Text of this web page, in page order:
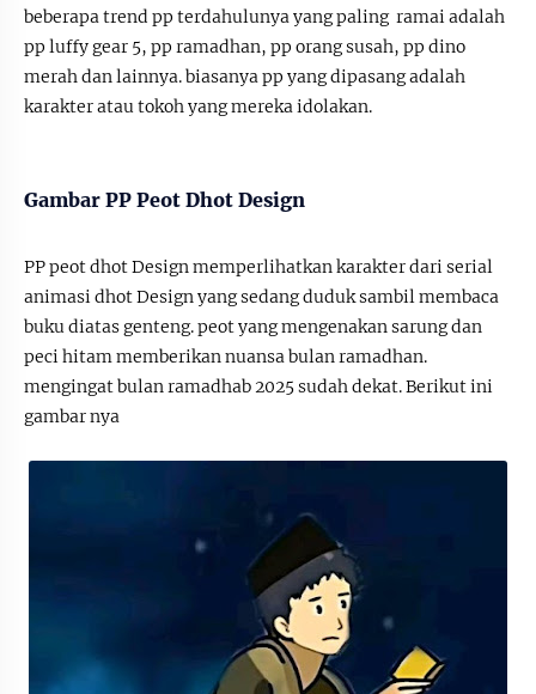
beberapa trend pp terdahulunya yang paling ramai adalah
pp luffy gear 5, pp ramadhan, pp orang susah, pp dino
merah dan lainnya. biasanya pp yang dipasang adalah
karakter atau tokoh yang mereka idolakan.
Gambar PP Peot Dhot Design
PP peot dhot Design memperlihatkan karakter dari serial
animasi dhot Design yang sedang duduk sambil membaca
buku diatas genteng. peot yang mengenakan sarung dan
peci hitam memberikan nuansa bulan ramadhan.
mengingat bulan ramadhab 2025 sudah dekat. Berikut ini
gambar nya